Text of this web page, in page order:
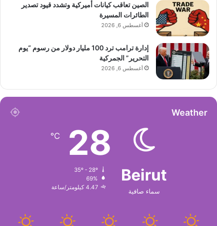
الصين تعاقب كيانات أميركية وتشدد قيود تصدير
الطائرات المسيرة
أغسطس 6, 2026
إدارة ترامب ترد 100 مليار دولار من رسوم “يوم
التحرير” الجمركية
أغسطس 6, 2026
Weather
Beirut
سماء صافية
28
℃
69%
4.47 كيلومتر/ساعة